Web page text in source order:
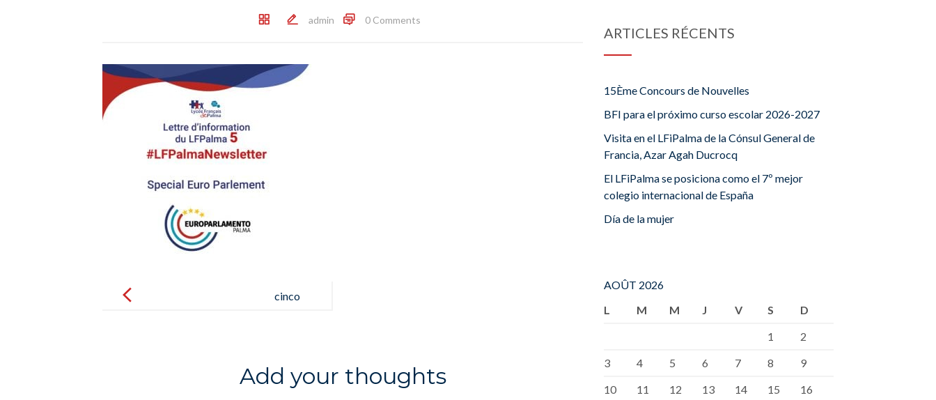
admin 0 Comments
navigation
cinco
Add your thoughts
ARTICLES RÉCENTS
15Ème Concours de Nouvelles
BFI para el próximo curso escolar 2026-2027
Visita en el LFiPalma de la Cónsul General de
Francia, Azar Agah Ducrocq
El LFiPalma se posiciona como el 7º mejor
colegio internacional de España
Día de la mujer
AOÛT 2026
L
M M J V S
D
1
2
3
4 5 6 7 8
9
10
11 12 13 14 15
16